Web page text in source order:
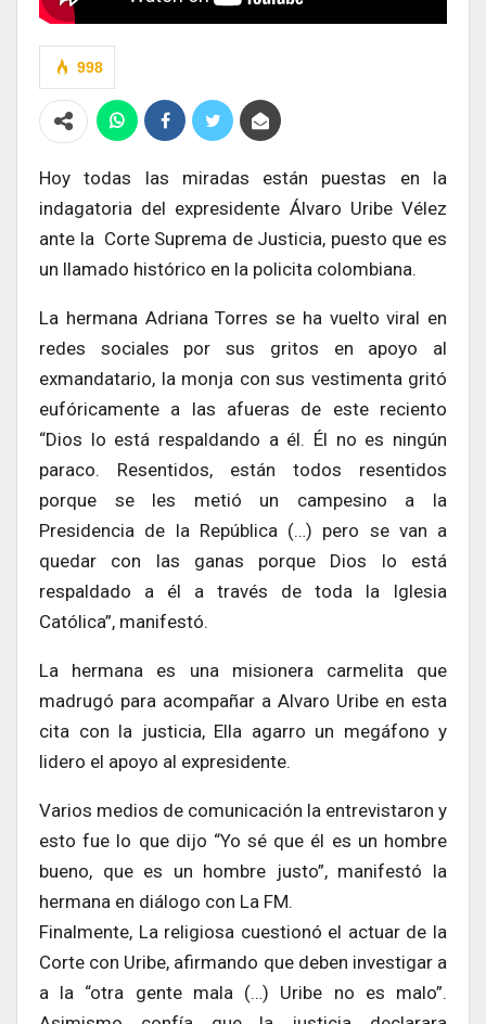
998
Hoy todas las miradas están puestas en la
indagatoria del expresidente Álvaro Uribe Vélez
ante la Corte Suprema de Justicia, puesto que es
un llamado histórico en la policita colombiana.
La hermana Adriana Torres se ha vuelto viral en
redes sociales por sus gritos en apoyo al
exmandatario, la monja con sus vestimenta gritó
eufóricamente a las afueras de este reciento
“Dios lo está respaldando a él. Él no es ningún
paraco. Resentidos, están todos resentidos
porque se les metió un campesino a la
Presidencia de la República (…) pero se van a
quedar con las ganas porque Dios lo está
respaldado a él a través de toda la Iglesia
Católica”, manifestó.
La hermana es una misionera carmelita que
madrugó para acompañar a Alvaro Uribe en esta
cita con la justicia, Ella agarro un megáfono y
lidero el apoyo al expresidente.
Varios medios de comunicación la entrevistaron y
esto fue lo que dijo “Yo sé que él es un hombre
bueno, que es un hombre justo”, manifestó la
hermana en diálogo con La FM.
Finalmente, La religiosa cuestionó el actuar de la
Corte con Uribe, afirmando que deben investigar a
a la “otra gente mala (…) Uribe no es malo”.